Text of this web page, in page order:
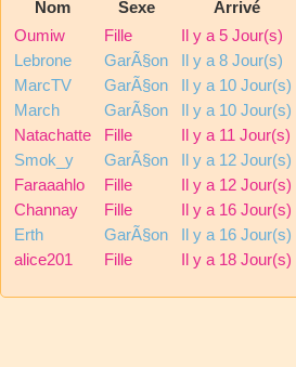
Nom
Sexe
Arrivé
Oumiw
Fille
Il y a 5 Jour(s)
Lebrone
GarÃ§on
Il y a 8 Jour(s)
MarcTV
GarÃ§on
Il y a 10 Jour(s)
March
GarÃ§on
Il y a 10 Jour(s)
Natachatte
Fille
Il y a 11 Jour(s)
Smok_y
GarÃ§on
Il y a 12 Jour(s)
Faraaahlo
Fille
Il y a 12 Jour(s)
Channay
Fille
Il y a 16 Jour(s)
Erth
GarÃ§on
Il y a 16 Jour(s)
alice201
Fille Il y a 18 Jour(s)